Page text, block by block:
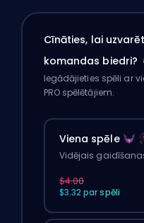
Cīnāties, lai
komandas biedri?
Iegādājieties spēli ar
PRO spēlētājiem.
Viena spēle
Vidējais
$4.00
$3.32 par spēli